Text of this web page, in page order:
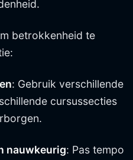
betrokkenheid te
: Gebruik verschillende
cursussecties
nauwkeurig: Pas tempo